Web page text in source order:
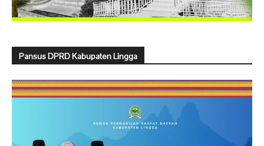
Pansus DPRD Kabupaten Lingga